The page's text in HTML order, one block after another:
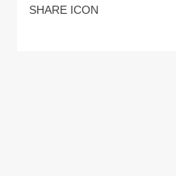
SHARE ICON